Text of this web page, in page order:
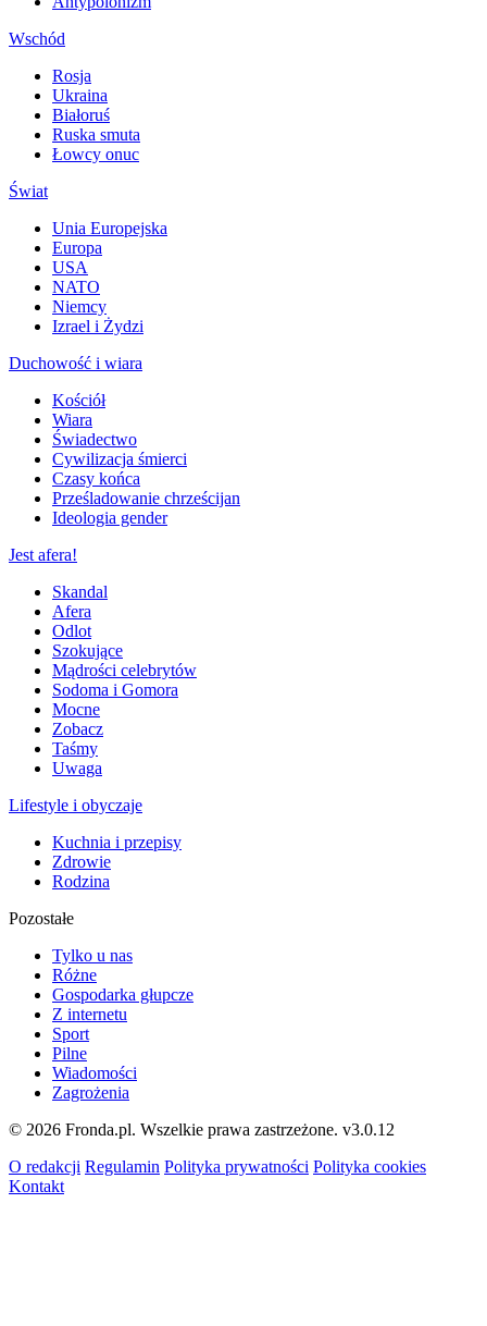
Wschód
Rosja
Ukraina
Białoruś
Ruska smuta
Łowcy onuc
Świat
Unia Europejska
Europa
USA
NATO
Niemcy
Izrael i Żydzi
Duchowość i wiara
Kościół
Wiara
Świadectwo
Cywilizacja śmierci
Czasy końca
Prześladowanie chrześcijan
Ideologia gender
Jest afera!
Skandal
Afera
Odlot
Szokujące
Mądrości celebrytów
Sodoma i Gomora
Mocne
Zobacz
Taśmy
Uwaga
Lifestyle i obyczaje
Kuchnia i przepisy
Zdrowie
Rodzina
Pozostałe
Tylko u nas
Różne
Gospodarka głupcze
Z internetu
Sport
Pilne
Wiadomości
Zagrożenia
© 2026 Fronda.pl. Wszelkie prawa zastrzeżone. v3.0.12
O redakcji Regulamin Polityka prywatności Polityka cookies
Kontakt